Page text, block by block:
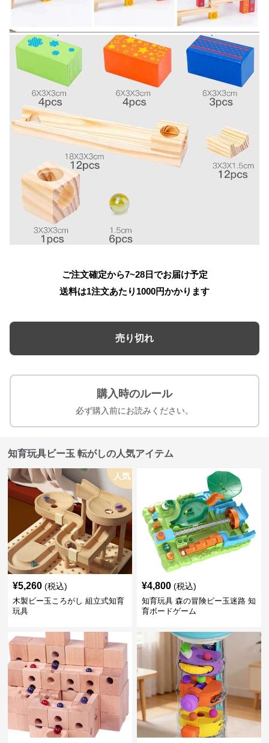
ご注文確定から7~28日でお届け予定
送料は1注文あたり 1000円かかります
売り切れ
購入時のルール
必ず購入前にお読みください。
知育玩具ビー玉 転がしの人気アイテム
人気
¥5,260 (税込)
木製ビー玉ころがし 組立式知育
玩具
¥4,800 (税込)
知育玩具 森の冒険ビー玉迷路 知
育ボードゲーム